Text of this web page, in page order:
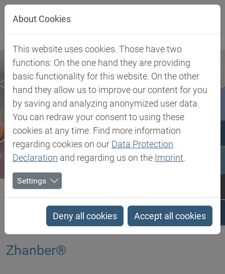
Direkt zur Hauptnavigation springen
Direkt zum Inhalt springen
Biesterfeld SE HNBR
HNBR
Zhanber®
About Cookies
This website uses cookies. Those have two
functions: On the one hand they are providing
basic functionality for this website. On the other
hand they allow us to improve our content for you
by saving and analyzing anonymized user data.
You can redraw your consent to using these
cookies at any time. Find more information
regarding cookies on our Data Protection
Declaration and regarding us on the Imprint.
Settings
Deny all cookies Accept all cookies